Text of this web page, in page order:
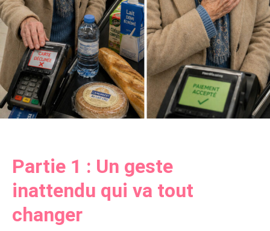
Partie 1 : Un geste
inattendu qui va tout
changer